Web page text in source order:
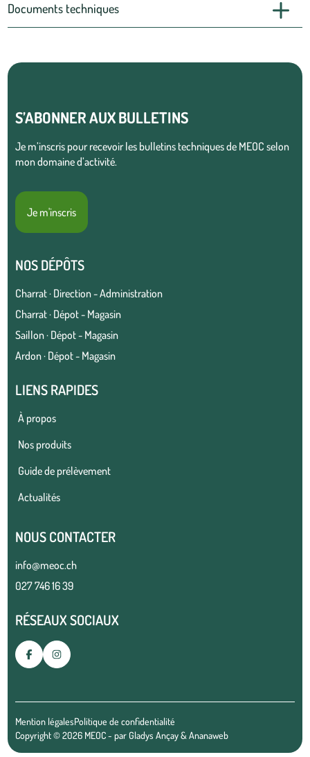
Documents techniques
S’ABONNER AUX BULLETINS
Je m’inscris pour recevoir les bulletins techniques de MEOC selon
mon domaine d’activité.
Je m'inscris
NOS DÉPÔTS
Charrat · Direction - Administration
Charrat · Dépot - Magasin
Saillon · Dépot - Magasin
Ardon · Dépot - Magasin
LIENS RAPIDES
À propos
Nos produits
Guide de prélèvement
Actualités
NOUS CONTACTER
info@meoc.ch
027 746 16 39
RÉSEAUX SOCIAUX
Mention légalesPolitique de confidentialité
Copyright © 2026 MEOC - parGladys Ançay&Ananaweb